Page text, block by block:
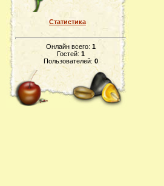
Статистика
Онлайн всего: 1
Гостей: 1
Пользователей: 0